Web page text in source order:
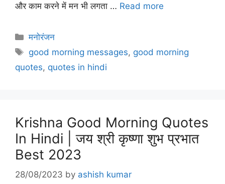
और काम करने में मन भी लगता … Read more
Categories
मनोरंजन
Tags
good morning messages, good morning
quotes, quotes in hindi
Krishna Good Morning Quotes
In Hindi | जय श्री कृष्णा शुभ प्रभात
Best 2023
28/08/2023 by ashish kumar